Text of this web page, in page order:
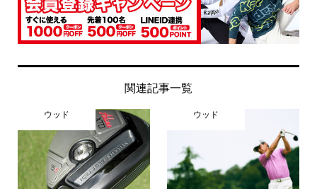
関連記事一覧
ウッド ウッド